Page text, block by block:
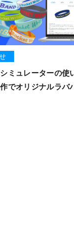
ミュレーターの使
でオリジナルラバ